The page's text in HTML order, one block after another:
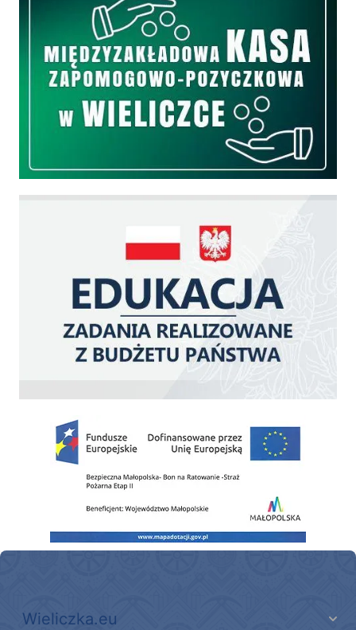
Zakup fabrycznie nowego, średniego samochodu ratowniczo-gaśniczego z
Wieliczka.eu